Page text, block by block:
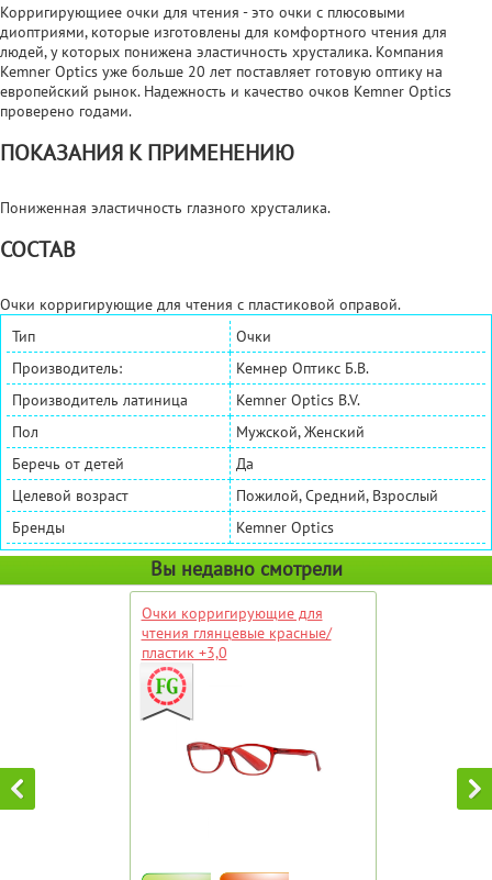
Корригирующиее очки для чтения - это очки с плюсовыми
диоптриями, которые изготовлены для комфортного чтения для
людей, у которых понижена эластичность хрусталика. Компания
Kemner Optics уже больше 20 лет поставляет готовую оптику на
европейский рынок. Надежность и качество очков Kemner Optics
проверено годами.
ПОКАЗАНИЯ К ПРИМЕНЕНИЮ
Пониженная эластичность глазного хрусталика.
СОСТАВ
Очки корригирующие для чтения с пластиковой оправой.
Тип
Очки
Производитель:
Кемнер Оптикс Б.В.
Производитель латиница
Kemner Optics B.V.
Пол
Мужской, Женский
Беречь от детей
Да
Целевой возраст
Пожилой, Средний, Взрослый
Бренды
Kemner Optics
Вы недавно смотрели
Очки корригирующие для
чтения глянцевые красные/
пластик +3,0